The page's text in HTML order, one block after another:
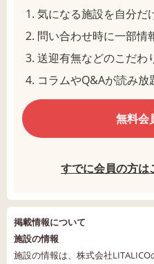
気になる施設を自分だ
問い合わせ時に一部情
送迎有無などのこだわ
コラムやQ&Aが読み放
無料会
すでに会員の方は
掲載情報について
施設の情報
施設の情報は、株式会社